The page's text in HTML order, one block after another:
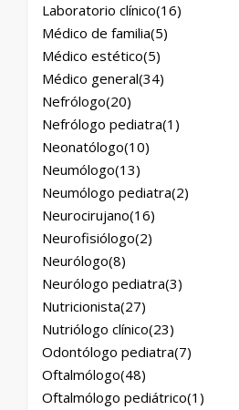
Laboratorio clínico(16)
Médico de familia(5)
Médico estético(5)
Médico general(34)
Nefrólogo(20)
Nefrólogo pediatra(1)
Neonatólogo(10)
Neumólogo(13)
Neumólogo pediatra(2)
Neurocirujano(16)
Neurofisiólogo(2)
Neurólogo(8)
Neurólogo pediatra(3)
Nutricionista(27)
Nutriólogo clínico(23)
Odontólogo pediatra(7)
Oftalmólogo(48)
Oftalmólogo pediátrico(1)